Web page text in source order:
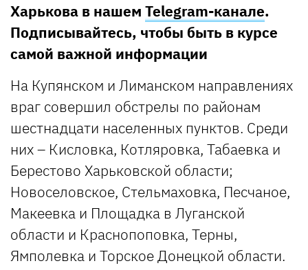
Харькова в нашем Telegram-канале.
Подписывайтесь, чтобы быть в курсе
самой важной информации
На Купянском и Лиманском направлениях
враг совершил обстрелы по районам
шестнадцати населенных пунктов. Среди
них – Кисловка, Котляровка, Табаевка и
Берестово Харьковской области;
Новоселовское, Стельмаховка, Песчаное,
Макеевка и Площадка в Луганской
области и Краснопоповка, Терны,
Ямполевка и Торское Донецкой области.